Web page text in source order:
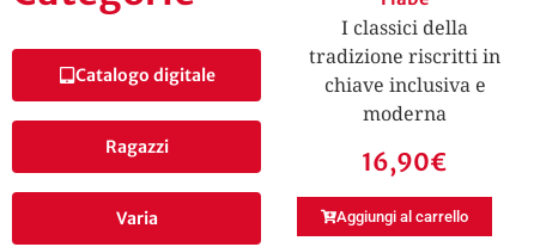
Catalogo digitale
Ragazzi
Varia
I classici della
tradizione riscritti in
chiave inclusiva e
moderna
16,90€
Aggiungi al carrello